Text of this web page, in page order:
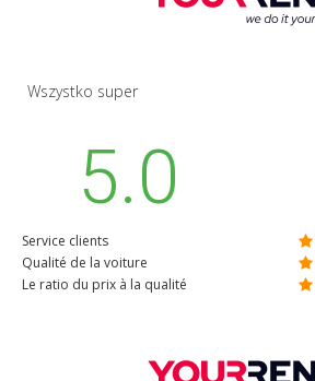
Wszystko super
5.0
Service clients
Qualité de la voiture
Le ratio du prix à la qualité